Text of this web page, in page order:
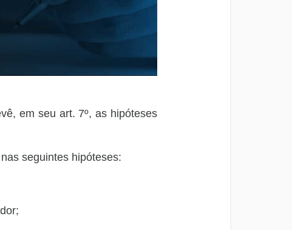
em seu art. 7º, as hipóteses
seguintes hipóteses: